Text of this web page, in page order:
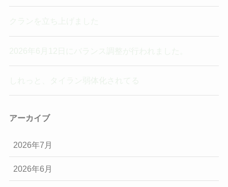
アーカイブ
2026年7月
2026年6月